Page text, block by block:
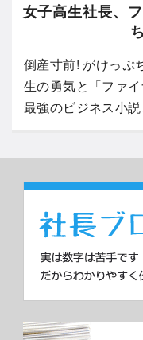
女子高生社長、
倒産寸前! がけっぷ
生の勇気と「ファ
最強のビジネス小